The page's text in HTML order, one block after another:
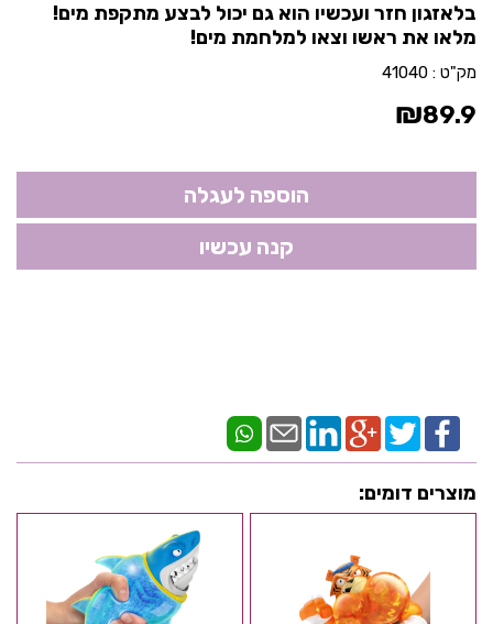
בלאזגון חזר ועכשיו הוא גם יכול לבצע מתקפת מים!
מלאו את ראשו וצאו למלחמת מים!
מק"ט : 41040
₪89.9
מוצרים דומים: